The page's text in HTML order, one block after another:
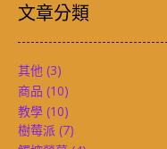
文章分類
其他 (3)
商品 (10)
教學 (10)
樹莓派 (7)